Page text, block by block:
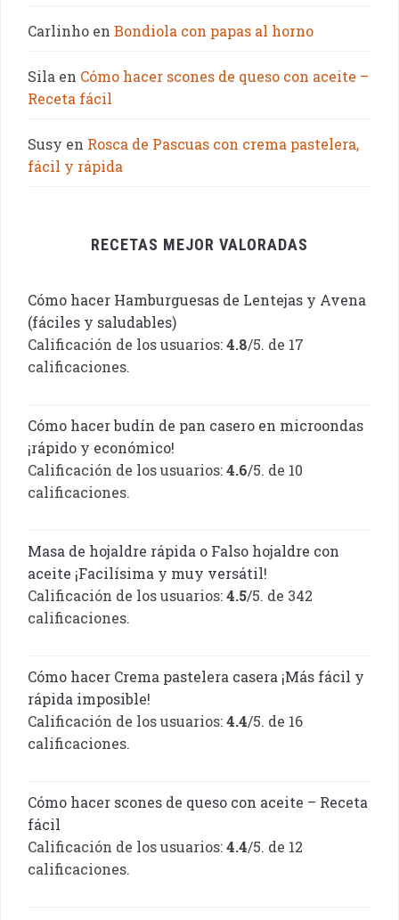
Carlinho en Bondiola con papas al horno
Sila en Cómo hacer scones de queso con aceite –
Receta fácil
Susy en Rosca de Pascuas con crema pastelera,
fácil y rápida
RECETAS MEJOR VALORADAS
Cómo hacer Hamburguesas de Lentejas y Avena
(fáciles y saludables)
Calificación de los usuarios:4.8/5. de 17
calificaciones.
Cómo hacer budín de pan casero en microondas
¡rápido y económico!
Calificación de los usuarios:4.6/5. de 10
calificaciones.
Masa de hojaldre rápida o Falso hojaldre con
aceite ¡Facilísima y muy versátil!
Calificación de los usuarios:4.5/5. de 342
calificaciones.
Cómo hacer Crema pastelera casera ¡Más fácil y
rápida imposible!
Calificación de los usuarios:4.4/5. de 16
calificaciones.
Cómo hacer scones de queso con aceite – Receta
fácil
Calificación de los usuarios:4.4/5. de 12
calificaciones.